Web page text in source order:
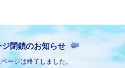
閉鎖のお知らせ
ージは終了しました。